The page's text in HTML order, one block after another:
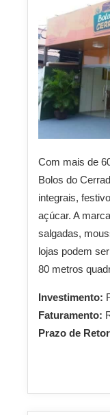
Com mais de
Bolos do
integrais,
açúcar. A
salgadas,
lojas podem
80 metros
Investimento:
Faturamento:
Prazo de